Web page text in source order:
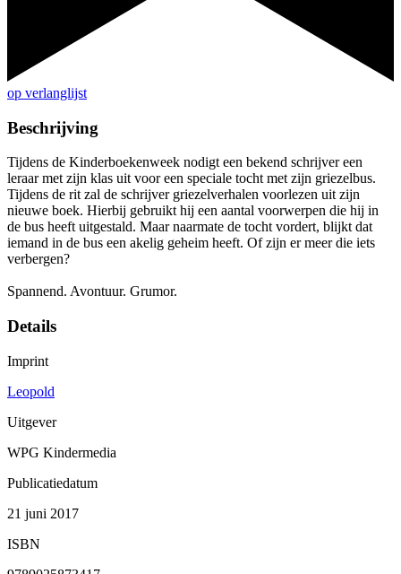
op verlanglijst
Beschrijving
Tijdens de Kinderboekenweek nodigt een bekend schrijver een
leraar met zijn klas uit voor een speciale tocht met zijn griezelbus.
Tijdens de rit zal de schrijver griezelverhalen voorlezen uit zijn
nieuwe boek. Hierbij gebruikt hij een aantal voorwerpen die hij in
de bus heeft uitgestald. Maar naarmate de tocht vordert, blijkt dat
iemand in de bus een akelig geheim heeft. Of zijn er meer die iets
verbergen?
Spannend. Avontuur. Grumor.
Details
Imprint
Leopold
Uitgever
WPG Kindermedia
Publicatiedatum
21 juni 2017
ISBN